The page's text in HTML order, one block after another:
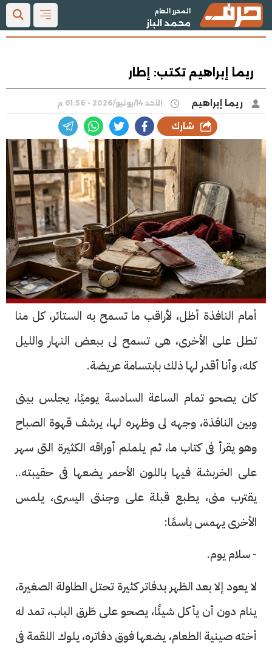
المحرر العام
محمد الباز
ريما إبراهيم تكتب: إطار
ريما إبراهيم الأحد 14/يونيو/2026 - 01:56 م
شارك
أمام النافذة أظل، لأراقب ما تسمح به الستائر، كل منا
تطل على الأخرى، هى تسمح لى ببعض النهار والليل
كله، وأنا أقدر لها ذلك بابتسامة عريضة.
كان يصحو تمام الساعة السادسة يوميًا، يجلس بينى
وبين النافذة، وجهه لى وظهره لها، يرشف قهوة الصباح
وهو يقرأ فى كتاب ما، ثم يلملم أوراقه الكثيرة التى سهر
على الخربشة فيها باللون الأحمر يضعها فى حقيبته..
يقترب منى، يطبع قبلة على وجنتى اليسرى، يلمس
الأخرى يهمس باسمًا:
- سلام يوم.
لا يعود إلا بعد الظهر بدفاتر كثيرة تحتل الطاولة الصغيرة،
ينام دون أن يأكل شيئًا، يصحو على طَرق الباب، تمد له
أخته صينية الطعام، يضعها فوق دفاتره، يلوك اللقمة فى